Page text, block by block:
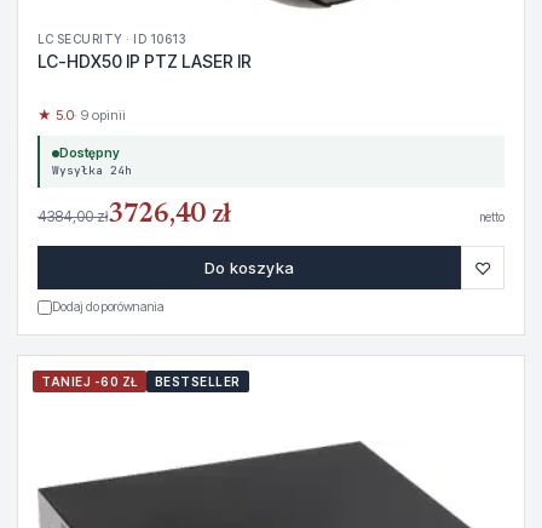
LC SECURITY · ID 10613
LC-HDX50 IP PTZ LASER IR
★ 5.0· 9 opinii
Dostępny
Wysyłka 24h
4384,00 zł3726,40 zł netto
Do koszyka ♡
Dodaj do porównania
TANIEJ -60 ZŁ BESTSELLER